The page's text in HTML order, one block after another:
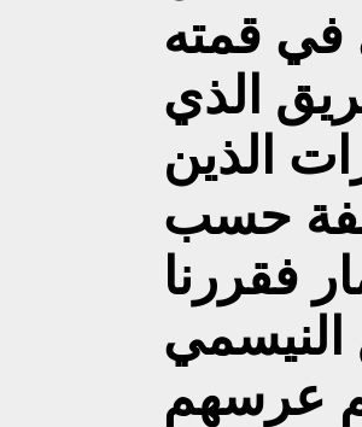
في قمته
الذي
الذين
حسب
فقررنا
عرسهم